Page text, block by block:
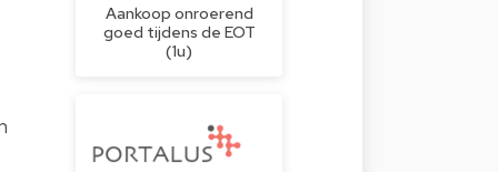
Aankoop onroerend
goed tijdens de EOT
(1u)